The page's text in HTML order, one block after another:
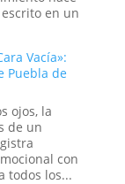
Misterio
Ciencia
de
en un
Vacía»:
Puebla de
ojos, la
de un
con
todos los...